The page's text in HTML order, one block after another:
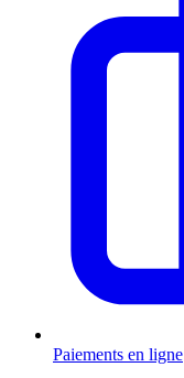
Paiements en ligne